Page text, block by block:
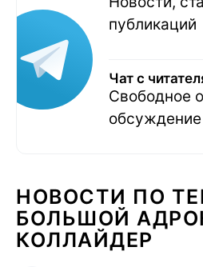
публикаций
Чат с
Свободное
НОВОСТИ ПО
БОЛЬШОЙ
КОЛЛАЙДЕР